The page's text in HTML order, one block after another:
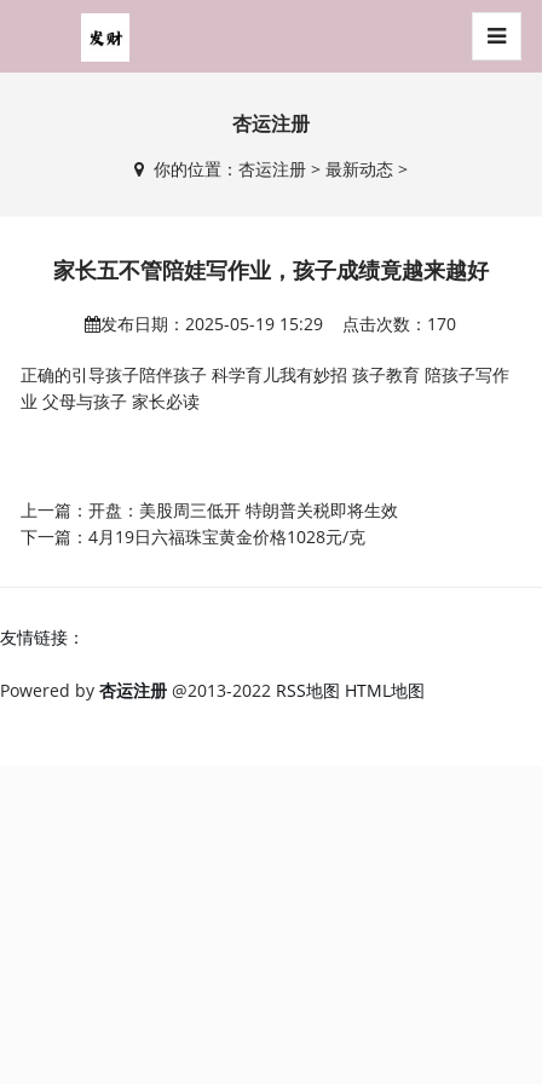
杏运注册
你的位置： 杏运注册> 最新动态>
家长五不管陪娃写作业，孩子成绩竟越来越好
发布日期：2025-05-19 15:29 点击次数：170
正确的引导孩子陪伴孩子 科学育儿我有妙招 孩子教育 陪孩子写作
业 父母与孩子 家长必读
上一篇：开盘：美股周三低开 特朗普关税即将生效
下一篇：4月19日六福珠宝黄金价格1028元/克
友情链接：
Powered by 杏运注册 @2013-2022 RSS地图 HTML地图